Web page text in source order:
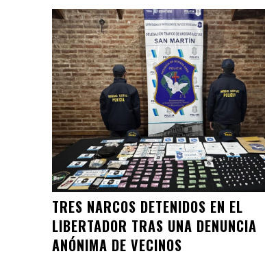
TRES NARCOS DETENIDOS EN EL
LIBERTADOR TRAS UNA DENUNCIA
ANÓNIMA DE VECINOS